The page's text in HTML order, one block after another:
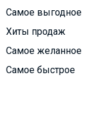
Самое выгодное
Хиты продаж
Самое желанное
Самое быстрое